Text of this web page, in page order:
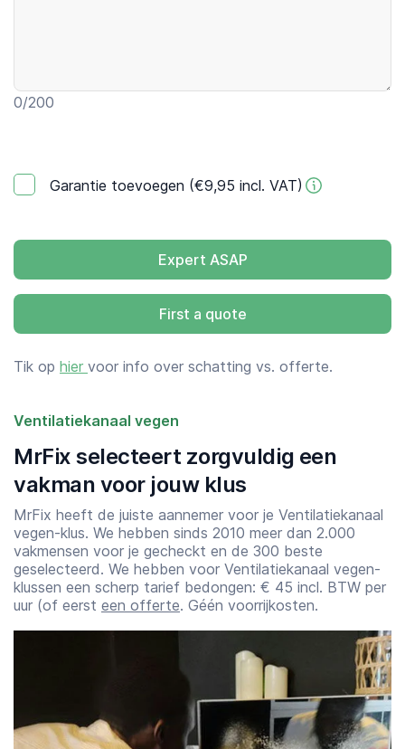
0/200
Garantie toevoegen (€9,95 incl. VAT)
Expert ASAP
First a quote
Tik op hier voor info over schatting vs. offerte.
Ventilatiekanaal vegen
MrFix selecteert zorgvuldig een
vakman voor jouw klus
MrFix heeft de juiste aannemer voor je Ventilatiekanaal
vegen-klus. We hebben sinds 2010 meer dan 2.000
vakmensen voor je gecheckt en de 300 beste
geselecteerd. We hebben voor Ventilatiekanaal vegen-
klussen een scherp tarief bedongen: € 45 incl. BTW per
uur (of eerst een offerte. Géén voorrijkosten.